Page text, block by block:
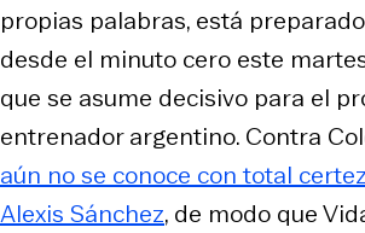
propias palabras, está
desde el minuto cero este
que se asume decisivo para el
entrenador argentino. Contra
aún no se conoce con total
Alexis Sánchez, de modo que